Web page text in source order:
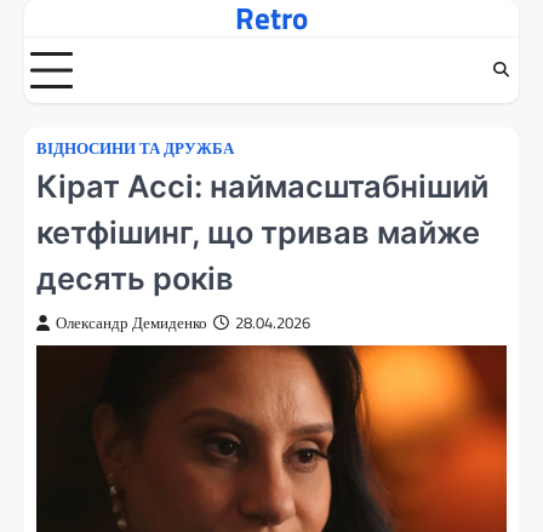
вмісту
Retro
ВІДНОСИНИ ТА ДРУЖБА
Кірат Ассі: наймасштабніший
кетфішинг, що тривав майже
десять років
Олександр Демиденко 28.04.2026